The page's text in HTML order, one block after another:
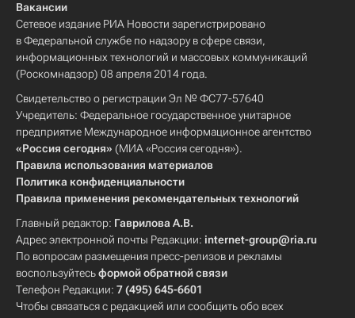
Вакансии
Сетевое издание РИА Новости зарегистрировано
в Федеральной службе по надзору в сфере связи,
информационных технологий и массовых коммуникаций
(Роскомнадзор) 08 апреля 2014 года.
Свидетельство о регистрации Эл № ФС77-57640
Учредитель: Федеральное государственное унитарное
предприятие Международное информационное агентство
«Россия сегодня» (МИА «Россия сегодня»).
Правила использования материалов
Политика конфиденциальности
Правила применения рекомендательных технологий
Главный редактор: Гаврилова А.В.
Адрес электронной почты Редакции: internet-group@ria.ru
По вопросам размещения пресс-релизов и рекламы
воспользуйтесьформой обратной связи
Телефон Редакции: 7 (495) 645-6601
Чтобы связаться с редакцией или сообщить обо всех